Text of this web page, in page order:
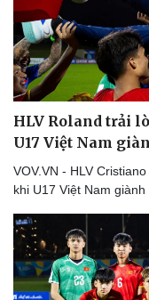
HLV Roland trải
U17 Việt Nam
VOV.VN - HLV
khi U17 Việt Nam giành